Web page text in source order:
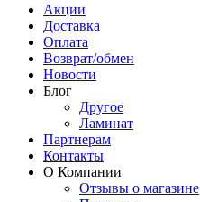
Акции
Доставка
Оплата
Возврат/обмен
Новости
Блог
Другое
Ламинат
Партнерам
Контакты
О Компании
Отзывы о магазине